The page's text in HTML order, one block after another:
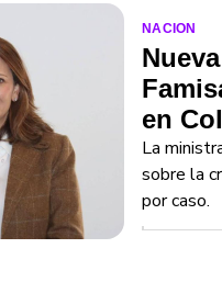
NACION
en
La
sobre la
por caso.